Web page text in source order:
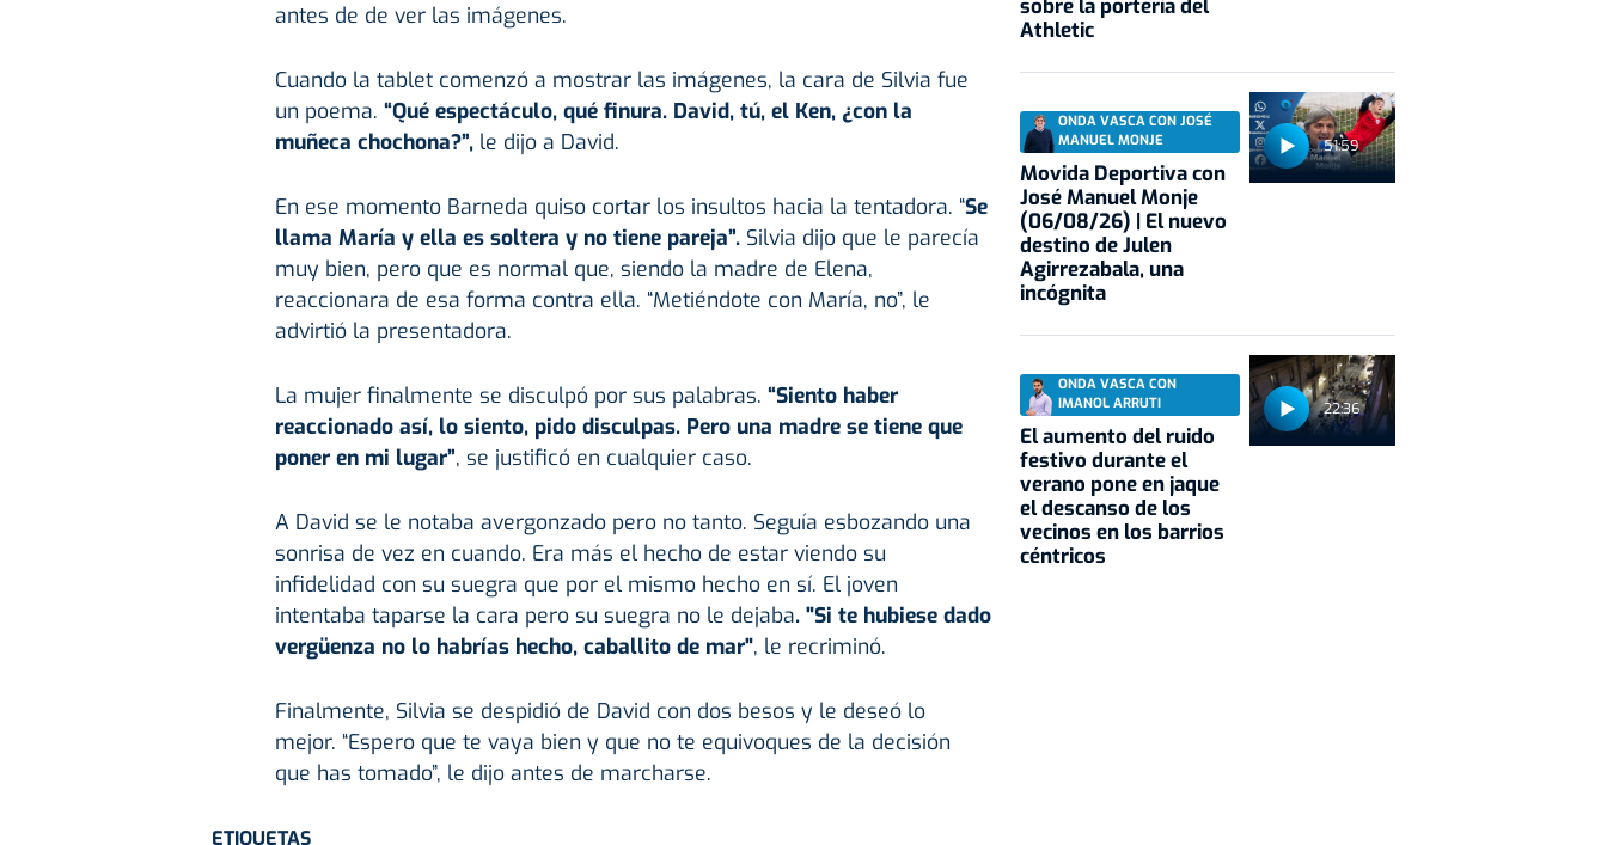
antes de de ver las imágenes.
Cuando la tablet comenzó a mostrar las imágenes, la cara de Silvia fue
un poema. “Qué espectáculo, qué finura. David, tú, el Ken, ¿con la
muñeca chochona?”, le dijo a David.
En ese momento Barneda quiso cortar los insultos hacia la tentadora. “Se
llama María y ella es soltera y no tiene pareja”.Silvia dijo que le parecía
muy bien, pero que es normal que, siendo la madre de Elena,
reaccionara de esa forma contra ella. “Metiéndote con María, no”, le
advirtió la presentadora.
La mujer finalmente se disculpó por sus palabras. “Siento haber
reaccionado así, lo siento, pido disculpas. Pero una madre se tiene que
poner en mi lugar”, se justificó en cualquier caso.
A David se le notaba avergonzado pero no tanto. Seguía esbozando una
sonrisa de vez en cuando. Era más el hecho de estar viendo su
infidelidad con su suegra que por el mismo hecho en sí. El joven
intentaba taparse la cara pero su suegra no le dejaba. "Si te hubiese dado
vergüenza no lo habrías hecho, caballito de mar", le recriminó.
Finalmente, Silvia se despidió de David con dos besos y le deseó lo
mejor. “Espero que te vaya bien y que no te equivoques de la decisión
que has tomado”, le dijo antes de marcharse.
ETIQUETAS
sobre la portería del
Athletic
51:59
ONDA VASCA CON JOSÉ
MANUEL MONJE
Movida Deportiva con
José Manuel Monje
(06/08/26) | El nuevo
destino de Julen
Agirrezabala, una
incógnita
22:36
ONDA VASCA CON
IMANOL ARRUTI
El aumento del ruido
festivo durante el
verano pone en jaque
el descanso de los
vecinos en los barrios
céntricos